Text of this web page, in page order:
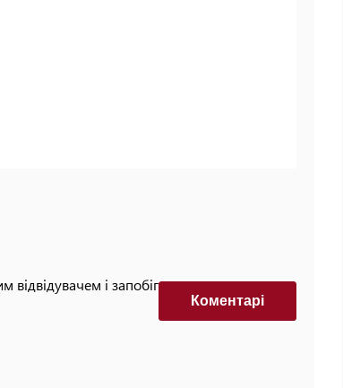
і запобігти автоматизованим
Коментарi